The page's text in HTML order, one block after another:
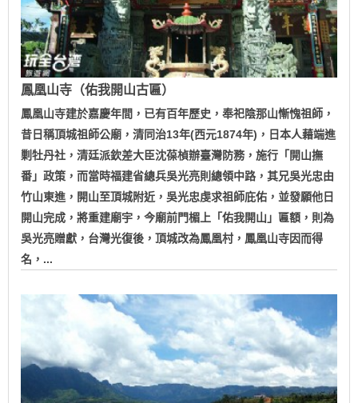
鳳凰山寺（佑我開山古匾）
鳳凰山寺建於嘉慶年間，已有百年歷史，奉祀陰那山慚愧祖師，
昔日稱頂城祖師公廟，清同治13年(西元1874年)，日本人藉端進
剿牡丹社，清廷派欽差大臣沈葆楨辦臺灣防務，施行「開山撫
番」政策，而當時福建省總兵吳光亮則總領中路，其兄吳光忠由
竹山東進，開山至頂城附近，吳光忠虔求祖師庇佑，並發願他日
開山完成，將重建廟宇，今廟前門楣上「佑我開山」匾額，則為
吳光亮贈獻，台灣光復後，頂城改為鳳凰村，鳳凰山寺因而得
名，...